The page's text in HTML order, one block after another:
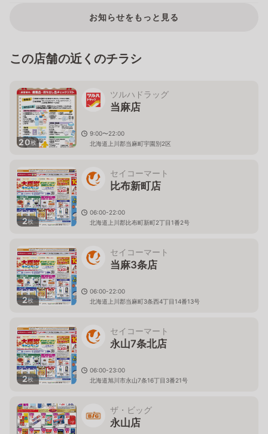
お知らせをもっと見る
この店舗の近くのチラシ
20枚
ツルハドラッグ
当麻店
9:00〜22:00
北海道上川郡当麻町宇園別2区
2枚
セイコーマート
比布新町店
06:00-22:00
北海道上川郡比布町新町2丁目1番2号
2枚
セイコーマート
当麻3条店
06:00-22:00
北海道上川郡当麻町3条西4丁目14番13号
2枚
セイコーマート
永山7条北店
06:00-23:00
北海道旭川市永山7条16丁目3番21号
ザ・ビッグ
永山店